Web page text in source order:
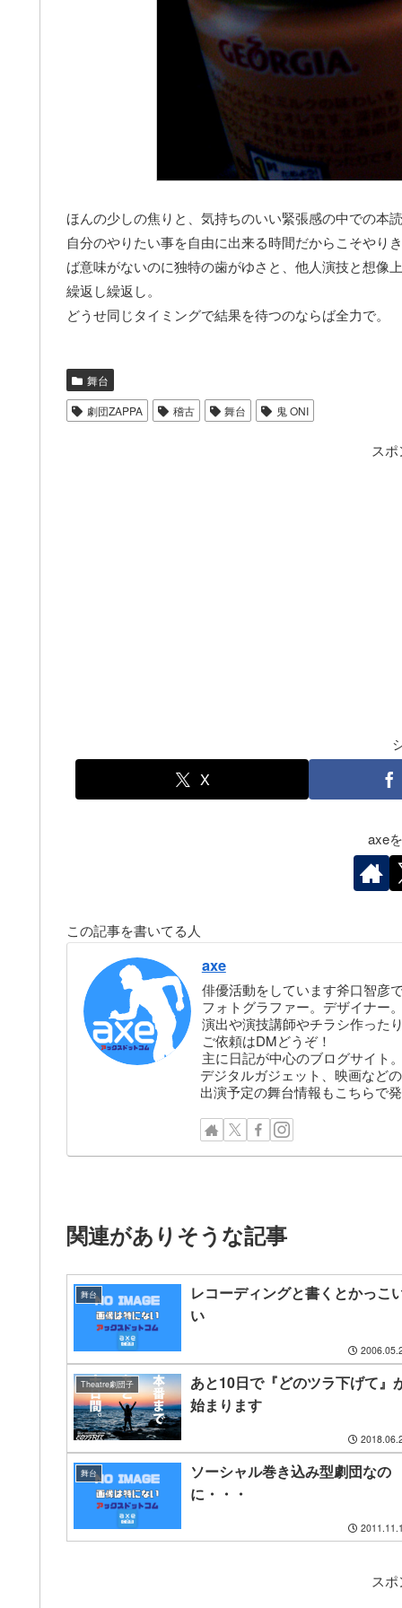
ほんの少しの焦りと、気持ちのいい緊張感の中での本
自分のやりたい事を自由に出来る時間だからこそやり
ば意味がないのに独特の歯がゆさと、他人演技と想像
繰返し繰返し。
どうせ同じタイミングで結果を待つのならば全力で。
舞台
劇団ZAPPA 稽古 舞台 鬼 ONI
ス
X
axe
この記事を書いてる人
axe
俳優活動をしています斧口智彦
フォトグラファー。デザイナー
演出や演技講師やチラシ作った
ご依頼はDMどうぞ！
主に日記が中心のブログサイト
デジタルガジェット、映画など
出演予定の舞台情報もこちらで
関連がありそうな記事
舞台
レコーディングと書くとかっこ
い
Theatre劇団子
あと10日で『どのツラ下げて』
始まります
舞台
ソーシャル巻き込み型劇団なの
に・・・
ス